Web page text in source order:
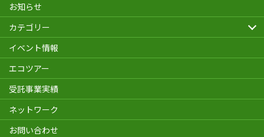
お知らせ
カテゴリー
イベント情報
エコツアー
受託事業実績
ネットワーク
お問い合わせ